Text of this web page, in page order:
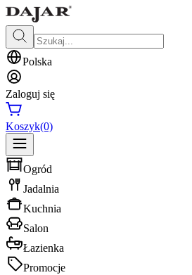
Polska
Zaloguj się
Koszyk(0)
Ogród
Jadalnia
Kuchnia
Salon
Łazienka
Promocje